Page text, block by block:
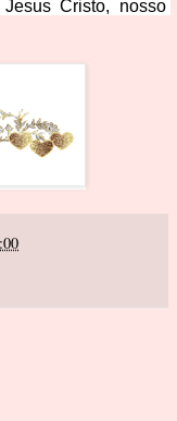
Cristo, nosso